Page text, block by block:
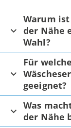
Warum
der Nähe
Wahl?
Für
geeignet?
Was
der Nähe